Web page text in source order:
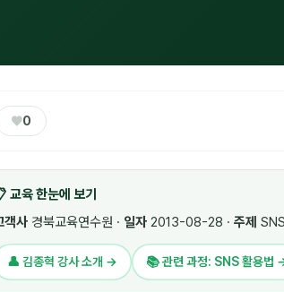
♥0
교육 한눈에 보기
객사 경북교육연수원 · 일자 2013-08-28 · 주제
👤 김종혁 강사 소개 → 📚 관련 과정: SNS 활용법